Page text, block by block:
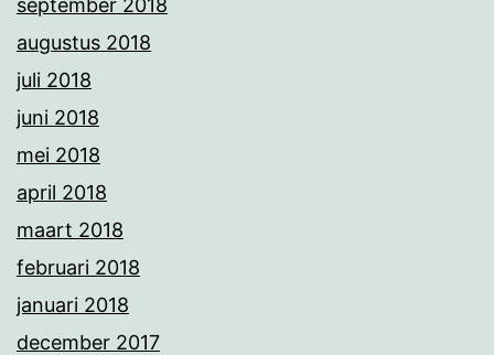
september 2018
augustus 2018
juli 2018
juni 2018
mei 2018
april 2018
maart 2018
februari 2018
januari 2018
december 2017